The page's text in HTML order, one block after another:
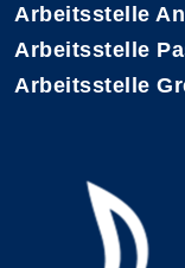
Arbeitsstelle
Arbeitsstelle
Arbeitsstelle